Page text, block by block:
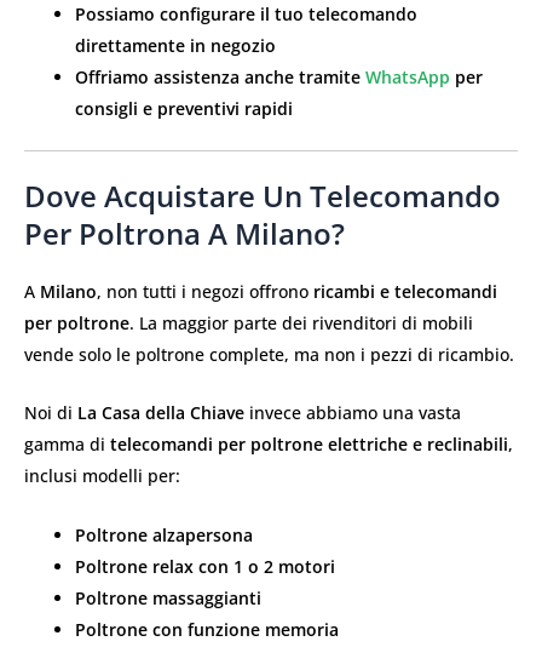
Possiamo configurare il tuo telecomando
direttamente in negozio
Offriamo assistenza anche tramite WhatsApp per
consigli e preventivi rapidi
Dove Acquistare Un Telecomando
Per Poltrona A Milano?
A Milano, non tutti i negozi offrono ricambi e telecomandi
per poltrone. La maggior parte dei rivenditori di mobili
vende solo le poltrone complete, ma non i pezzi di ricambio.
Noi di La Casa della Chiave invece abbiamo una vasta
gamma di telecomandi per poltrone elettriche e reclinabili,
inclusi modelli per:
Poltrone alzapersona
Poltrone relax con 1 o 2 motori
Poltrone massaggianti
Poltrone con funzione memoria